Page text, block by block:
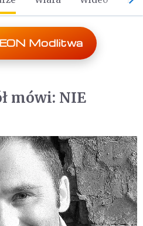
Modlitwa
mówi: NIE